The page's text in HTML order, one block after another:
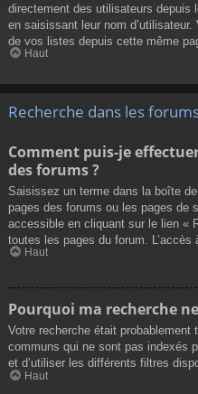
directement des utilisateurs depuis
en saisissant leur nom
de vos listes depuis cette même
Haut
Recherche dans les
Comment puis-je
des forums ?
Saisissez un terme dans la boîte
pages des forums ou les pages de
accessible en cliquant sur le lien «
toutes les pages du forum.
Haut
Pourquoi ma recherche
Votre recherche était
communs qui ne sont pas indexés
et d’utiliser les différents filtres
Haut